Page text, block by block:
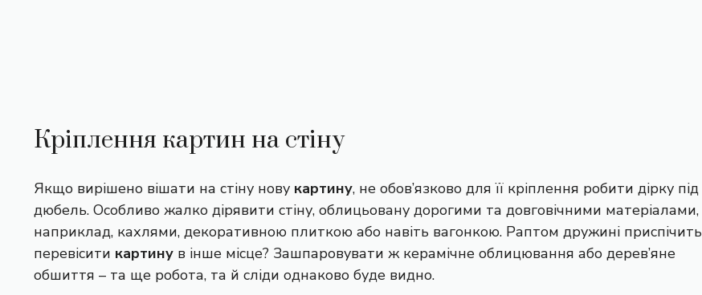
Кріплення картин на стіну
Якщо вирішено вішати на стіну нову картину, не обов’язково для її кріплення робити дірку під
дюбель. Особливо жалко дірявити стіну, облицьовану дорогими та довговічними матеріалами,
наприклад, кахлями, декоративною плиткою або навіть вагонкою. Раптом дружині приспічить
перевісити картину в інше місце? Зашпаровувати ж керамічне облицювання або дерев’яне
обшиття – та ще робота, та й сліди однаково буде видно.